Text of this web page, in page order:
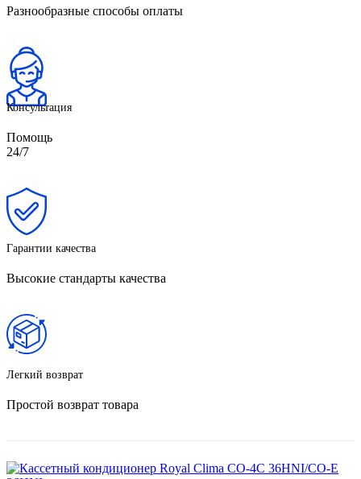
Разнообразные способы оплаты
Консультация
Помощь
24/7
Гарантии качества
Высокие стандарты качества
Легкий возврат
Простой возврат товара